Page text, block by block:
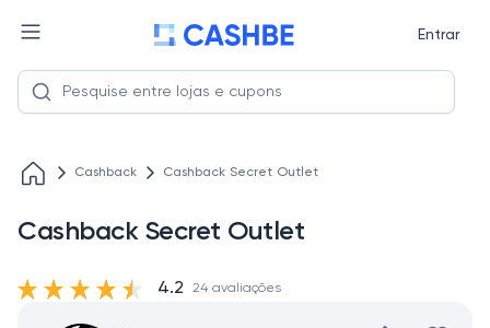
Entrar
Cashback Cashback Secret Outlet
Cashback Secret Outlet
4.2 24 avaliações